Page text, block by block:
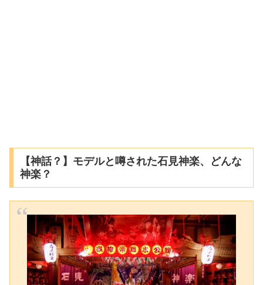
【神話？】モデルと噂された石見神楽、どんな
神楽？